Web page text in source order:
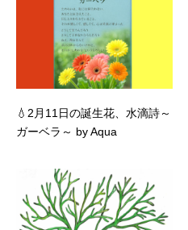
💧2月11日の誕生花、水滴詩～
ガーベラ～ by Aqua